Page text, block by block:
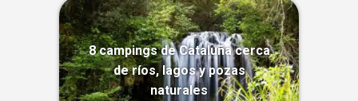
8 campings de Cataluña cerca
de ríos, lagos y pozas
naturales